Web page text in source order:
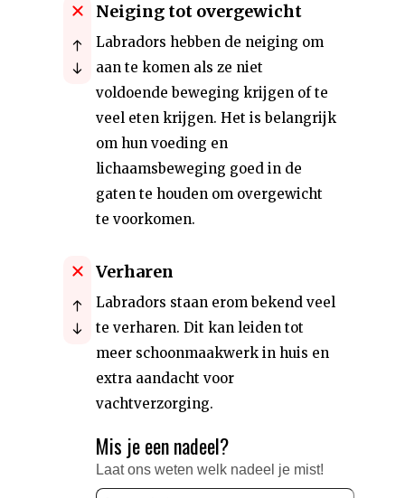
Neiging tot overgewicht
Labradors hebben de neiging om
aan te komen als ze niet
voldoende beweging krijgen of te
veel eten krijgen. Het is belangrijk
om hun voeding en
lichaamsbeweging goed in de
gaten te houden om overgewicht
te voorkomen.
Verharen
Labradors staan erom bekend veel
te verharen. Dit kan leiden tot
meer schoonmaakwerk in huis en
extra aandacht voor
vachtverzorging.
Mis je een nadeel?
Laat ons weten welk nadeel je mist!